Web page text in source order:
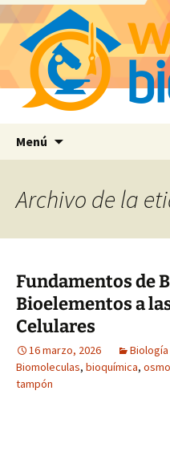
Menú
Archivo de la
Fundamentos de
Bioelementos a
Celulares
16 marzo, 2026 Biología
Biomoleculas, bioquímica,
tampón